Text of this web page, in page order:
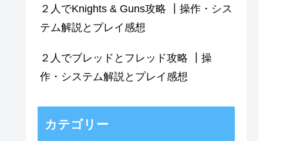
２人でKnights & Guns攻略 ┃操作・シス
テム解説とプレイ感想
２人でブレッドとフレッド攻略 ┃操
作・システム解説とプレイ感想
カテゴリー